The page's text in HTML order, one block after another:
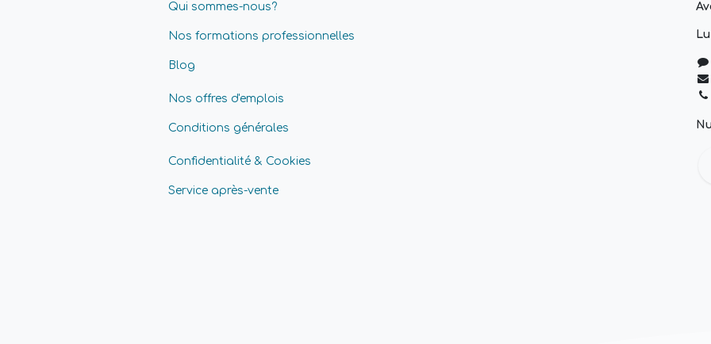
Qui sommes-nous?
Nos formations professionnelles
Blog
Nos offres d'emplois
Conditions générales
Confidentialité & Cookies
Service après-vente